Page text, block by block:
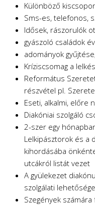
Különböző
Sms-es, telefonos,
Idősek, rászorulók
gyászoló családok
adományok
Kríziscsomag a
Református
részvétel pl.
Eseti, alkalmi, előre
Diakóniai szolgáló
2-szer egy
Lelkipásztorok és a
kihordásába
utcákról listát vezet
A gyülekezet
szolgálati
Szegények